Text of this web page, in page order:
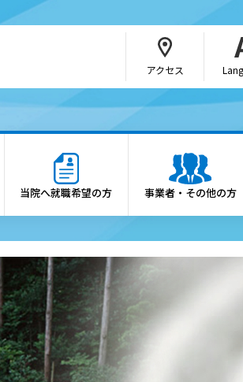
アクセス
病院の概要
理念・憲章
診療科・各部門の案内
倫理方針
患者さんの権利と患者さんへ
のお願い
当院へ就職希望の方 事業者・その他の方